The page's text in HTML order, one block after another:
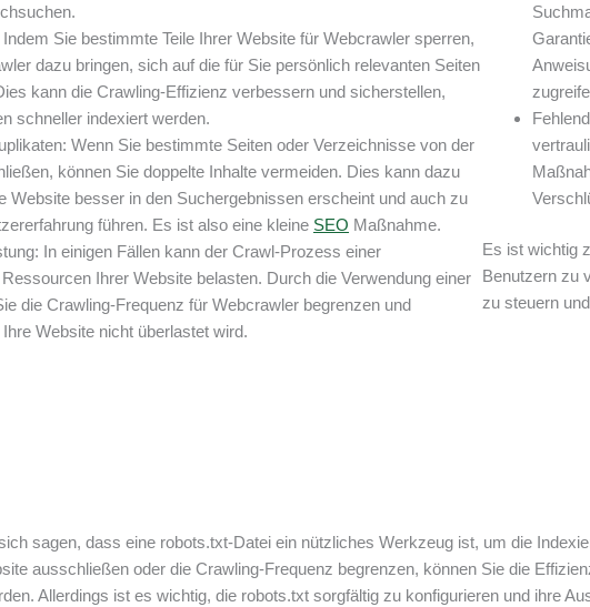
Sie bestimmte Teile Ihrer Website für Webcrawler sperren,
dazu bringen, sich auf die für Sie persönlich relevanten Seiten
kann die Crawling-Effizienz verbessern und sicherstellen,
schneller indexiert werden.
Wenn Sie bestimmte Seiten oder Verzeichnisse von der
können Sie doppelte Inhalte vermeiden. Dies kann dazu
Website besser in den Suchergebnissen erscheint und auch zu
führen. Es ist also eine kleine SEO Maßnahme.
In einigen Fällen kann der Crawl-Prozess einer
Ihrer Website belasten. Durch die Verwendung einer
die Crawling-Frequenz für Webcrawler begrenzen und
Website nicht überlastet wird.
Es ist wichtig
Benutzern zu
zu steuern
sagen, dass eine robots.txt-Datei ein nützliches Werkzeug ist, um die
ausschließen oder die Crawling-Frequenz begrenzen, können Sie die
Allerdings ist es wichtig, die robots.txt sorgfältig zu konfigurieren und ihre